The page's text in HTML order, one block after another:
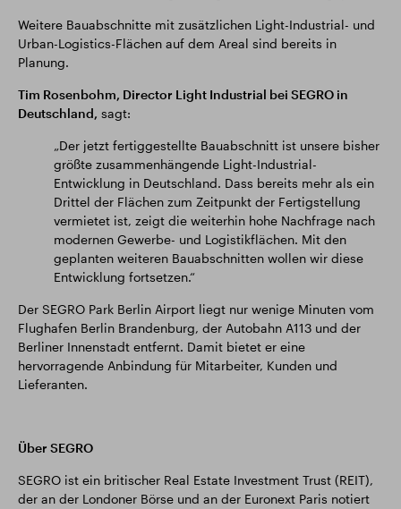
Weitere Bauabschnitte mit zusätzlichen Light-Industrial- und
Urban-Logistics-Flächen auf dem Areal sind bereits in
Planung.
Tim Rosenbohm, Director Light Industrial bei SEGRO in
Deutschland, sagt:
„Der jetzt fertiggestellte Bauabschnitt ist unsere bisher
größte zusammenhängende Light-Industrial-
Entwicklung in Deutschland. Dass bereits mehr als ein
Drittel der Flächen zum Zeitpunkt der Fertigstellung
vermietet ist, zeigt die weiterhin hohe Nachfrage nach
modernen Gewerbe- und Logistikflächen. Mit den
geplanten weiteren Bauabschnitten wollen wir diese
Entwicklung fortsetzen.“
Der SEGRO Park Berlin Airport liegt nur wenige Minuten vom
Flughafen Berlin Brandenburg, der Autobahn A113 und der
Berliner Innenstadt entfernt. Damit bietet er eine
hervorragende Anbindung für Mitarbeiter, Kunden und
Lieferanten.
Über SEGRO
SEGRO ist ein britischer Real Estate Investment Trust (REIT),
der an der Londoner Börse und an der Euronext Paris notiert